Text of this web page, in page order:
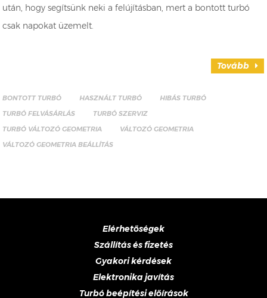
után, hogy segítsünk neki a felújításban, mert a bontott turbó
csak napokat üzemelt.
Tovább
BONTOTT TURBÓ HASZNÁLT TURBÓ
HIBÁS TURBÓ
TURBÓ FELVÁSÁRLÁS
TURBÓ SZERVIZ
TURBÓ VÁLTOZÓ GEOMETRIA
VÁLTOZÓ GEOMETRIA
VÁLTOZÓ GEOMETRIA BEÁLLÍTÁS
Elérhetőségek
Szállítás és fizetés
Gyakori kérdések
Elektronika javítás
Turbó beépítési előírások